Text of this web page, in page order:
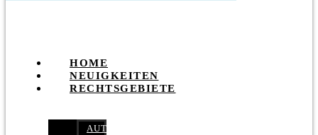
HOME
NEUIGKEITEN
RECHTSGEBIETE
AUTOBETRUG